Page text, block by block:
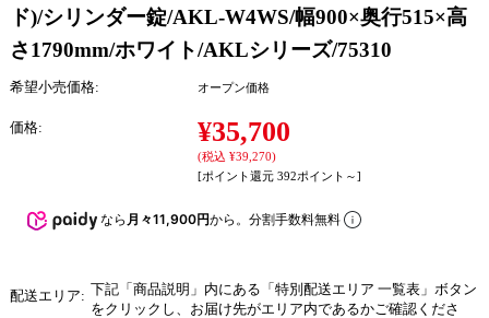
ド)/シリンダー錠/AKL-W4WS/幅900×奥行515×高
さ1790mm/ホワイト/AKLシリーズ/75310
希望小売価格: オープン価格
価格: ¥35,700
(税込 ¥39,270)
[ポイント還元 392ポイント～]
なら 月々11,900円から。分割手数料無料
配送エリア: 下記「商品説明」内にある「特別配送エリア 一覧表」ボタン
をクリックし、お届け先がエリア内であるかご確認くださ